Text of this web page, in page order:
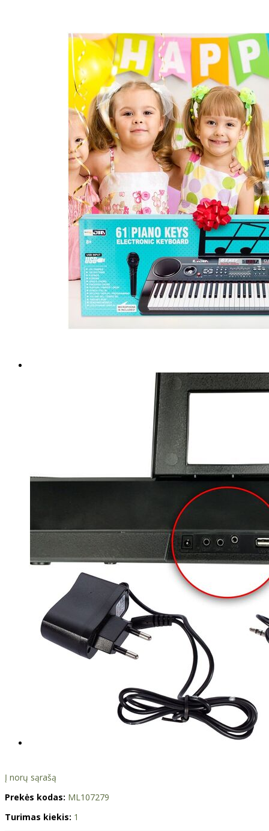
Į norų sąrašą
Prekės kodas: ML107279
Turimas kiekis: 1